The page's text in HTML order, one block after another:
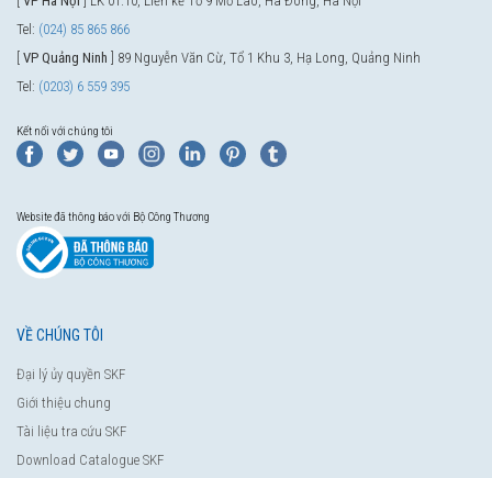
Tel: (024) 85 865 866
VP Quảng Ninh ] 89 Nguyễn Văn Cừ, Tổ 1 Khu 3, Hạ Long, Quảng Ninh
Tel: (0203) 6 559 395
Kết nối với chúng tôi
Website đã thông báo với Bộ Công Thương
VỀ CHÚNG TÔI
Đại lý ủy quyền SKF
Giới thiệu chung
Tài liệu tra cứu SKF
Download Catalogue SKF